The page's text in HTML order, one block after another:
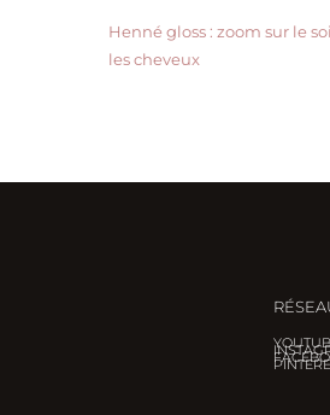
Henné gloss : zoom sur le
les cheveux